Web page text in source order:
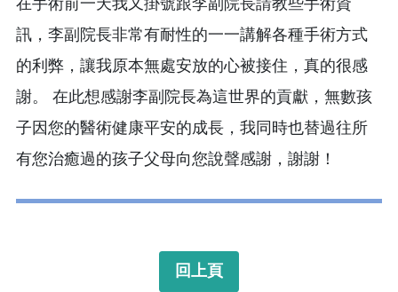
訊，李副院長非常有耐性的一一講解各種手術方式
的利弊，讓我原本無處安放的心被接住，真的很感
謝。 在此想感謝李副院長為這世界的貢獻，無數孩
子因您的醫術健康平安的成長，我同時也替過往所
有您治癒過的孩子父母向您說聲感謝，謝謝！
回上頁